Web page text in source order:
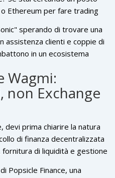
Ethereum per fare trading
trappola sbagliata
è che Wagmi non è uno
del termine, come Binance
(Finanza Decentralizzata)
di Popsicle Finance, che
di liquidità e lo
sperando di trovare una
assistenza clienti e coppie di
in un ecosistema
protocollo e ti aiuta a
anche l'impatto
Wagmi:
non Exchange
devi prima chiarire la natura
di finanza decentralizzata
di liquidità e gestione
c'è un numero di telefono da
Popsicle Finance, una